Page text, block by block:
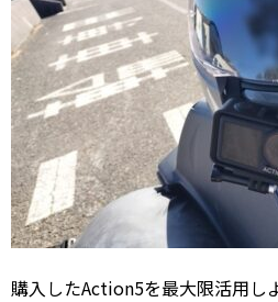
購入したAction5を最大限活用し